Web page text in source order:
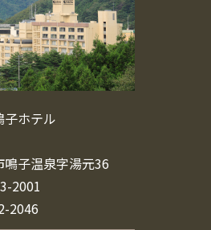
ホテル
鳴子温泉字湯元36
2001
2046